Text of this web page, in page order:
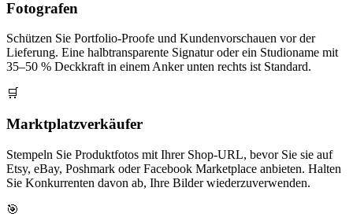
Fotografen
Schützen Sie Portfolio-Proofe und Kundenvorschauen vor der
Lieferung. Eine halbtransparente Signatur oder ein Studioname mit
35–50 % Deckkraft in einem Anker unten rechts ist Standard.
🛒
Marktplatzverkäufer
Stempeln Sie Produktfotos mit Ihrer Shop-URL, bevor Sie sie auf
Etsy, eBay, Poshmark oder Facebook Marketplace anbieten. Halten
Sie Konkurrenten davon ab, Ihre Bilder wiederzuverwenden.
🎯